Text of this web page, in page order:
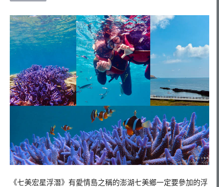
《七美宏星浮潛》有愛情島之稱的澎湖七美鄉一定要參加的浮